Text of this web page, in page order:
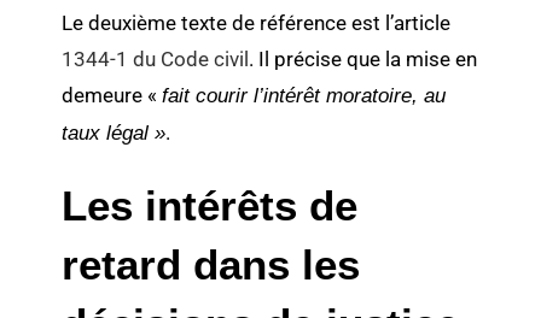
Le deuxième texte de référence est l’article
1344-1 du Code civil. Il précise que la mise en
demeure «fait courir l’intérêt moratoire, au
taux légal ».
Les intérêts de
retard dans les